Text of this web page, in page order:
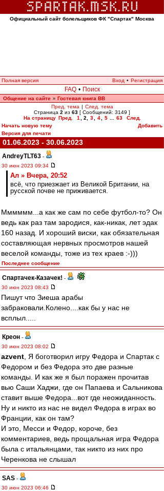
Официальный сайт болельщиков ФК "Спартак" Москва
Полная версия Вход • Регистрация
FAQ • Поиск
Общение на сайте » Гостевая книга ВВ
Пред. тема | След. тема
Страница 2 из 63 [ Сообщений: 3149 ]
На страницу Пред. 1 2 3 4 5 63
След.
Начать новую тему
Добавить
Версия для печати
01.06.2023 - 30.06.2023
AndreyTLT63 -
30 июн 2023 09:34
Ал » Вчера, 20:52
всё, что приезжает из Великой Британии, на
русской почве не приживается.
Мммммм...а как же сам по себе футбол-то? Он
ведь как раз там зародися, как-никак, лет эдак
160 назад. И хороший виски, как обязательная
составляющая нервных просмотров нашей
веселой команды, тоже из тех краев :-)))
Последнее сообщение
Спартачек-Казачек! -
30 июн 2023 08:43
Пишут что Зиеша арабы
забраковали.Колено....как бы у нас не
всплыл.....
Креон -
30 июн 2023 08:02
azvent , Я боготворил игру Федора и Спартак с
Федором и без Федора это две разные
команды. И как же я был поражен прочитав
вью Саши Хаджи, где он Папаева и Сальникова
ставит выше Федора...вот где неожиданность.
Ну и никто из нас не видел Федора в играх во
Франции, как он там?
И это, Месси и Федор, короче, без
комментариев, ведь прощальная игра Федора
была с итальянцами, так никто из них про
Черенкова не слышал
SAS -
30 июн 2023 06:46